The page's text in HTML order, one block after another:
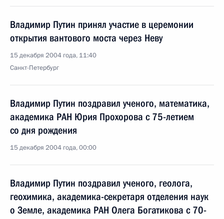
Владимир Путин принял участие в церемонии
открытия вантового моста через Неву
15 декабря 2004 года, 11:40
Санкт-Петербург
Владимир Путин поздравил ученого, математика,
академика РАН Юрия Прохорова с 75-летием
со дня рождения
15 декабря 2004 года, 00:00
Владимир Путин поздравил ученого, геолога,
геохимика, академика-секретаря отделения наук
о Земле, академика РАН Олега Богатикова с 70-